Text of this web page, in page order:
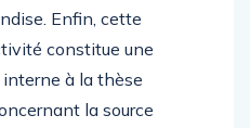
Enfin, cette
constitue une
à la thèse
la source